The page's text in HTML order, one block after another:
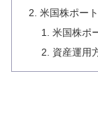
米国株ポー
米国株ポ
資産運用